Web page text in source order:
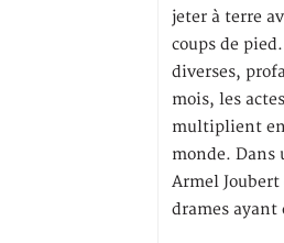
jeter à terre
coups de
diverses,
mois, les
multiplient en
monde. Dans
Armel Joubert
drames ayant